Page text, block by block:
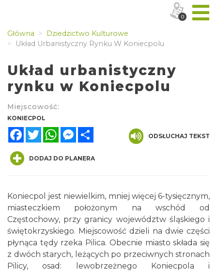
Główna
Dziedzictwo Kulturowe
Układ Urbanistyczny Rynku W Koniecpolu
Układ urbanistyczny
rynku w Koniecpolu
Miejscowość:
KONIECPOL
FacebookTwitterWhatsAppMessenger
ODSŁUCHAJ TEKST
DODAJ DO PLANERA
Koniecpol jest niewielkim, mniej więcej 6-tysięcznym,
miasteczkiem położonym na wschód od
Częstochowy, przy granicy województw śląskiego i
świętokrzyskiego. Miejscowość dzieli na dwie części
płynąca tędy rzeka Pilica. Obecnie miasto składa się
z dwóch starych, leżących po przeciwnych stronach
Pilicy, osad: lewobrzeżnego Koniecpola i
0